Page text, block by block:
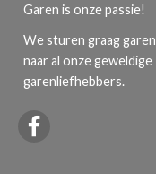
Garen is onze passie!
We sturen graag garen
naar al onze geweldige
garenliefhebbers.